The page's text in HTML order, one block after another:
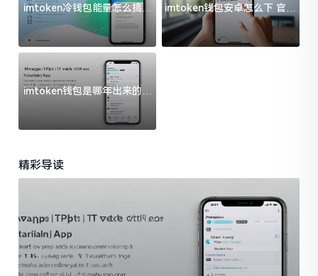
imtoken冷钱包能量怎么搞？
过来人告诉你门道
imtoken钱包安卓怎么下 官方
渠道避坑指南
imtoken钱包是哪年出来的？
一文给你说清楚
精彩导读